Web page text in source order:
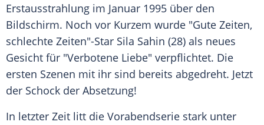
Erstausstrahlung im Januar 1995 über den
Bildschirm. Noch vor Kurzem wurde "Gute Zeiten,
schlechte Zeiten"-Star Sila Sahin (28) als neues
Gesicht für "Verbotene Liebe" verpflichtet. Die
ersten Szenen mit ihr sind bereits abgedreht. Jetzt
der Schock der Absetzung!
In letzter Zeit litt die Vorabendserie stark unter